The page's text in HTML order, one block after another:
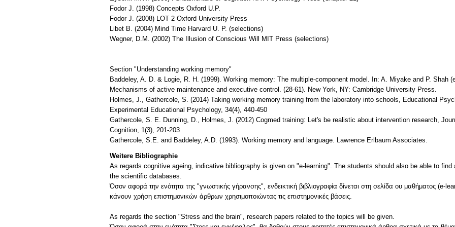
Fodor J. (1998) Concepts Oxford U.P.
Fodor J. (2008) LOT 2 Oxford University Press
Libet B. (2004) Mind Time Harvard U. P. (selections)
Wegner, D.M. (2002) The Illusion of Conscious Will MIT Press (selections)
Section "Understanding working memory"
Baddeley, A. D. & Logie, R. H. (1999). Working memory: The multiple-component model. In: A. Miyake and P. Shah
Mechanisms of active maintenance and executive control. (28-61). New York, NY: Cambridge University Press.
Holmes, J., Gathercole, S. (2014) Taking working memory training from the laboratory into schools, Educational
Experimental Educational Psychology, 34(4), 440-450
Gathercole, S. E. Dunning, D., Holmes, J. (2012) Cogmed training: Let's be realistic about intervention research,
Cognition, 1(3), 201-203
Gathercole, S.E. and Baddeley, A.D. (1993). Working memory and language. Lawrence Erlbaum Associates.
Weitere Bibliographie
As regards cognitive ageing, indicative bibliography is given on "e-learning". The students should also be able to
the scientific databases.
Όσον αφορά την ενότητα της "γνωστικής γήρανσης", ενδεικτική βιβλιογραφία δίνεται στη σελίδα ου μαθήματος (e-
κάνουν χρήση επιστημονικών άρθρων χρησιμοποιώντας τις επιστημονικές βάσεις.
As regards the section "Stress and the brain", research papers related to the topics will be given.